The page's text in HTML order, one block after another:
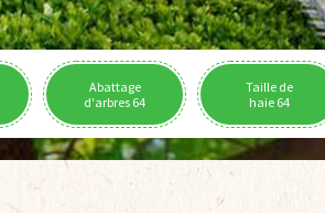
Abattage
d'arbres 64
Taille de
haie 64